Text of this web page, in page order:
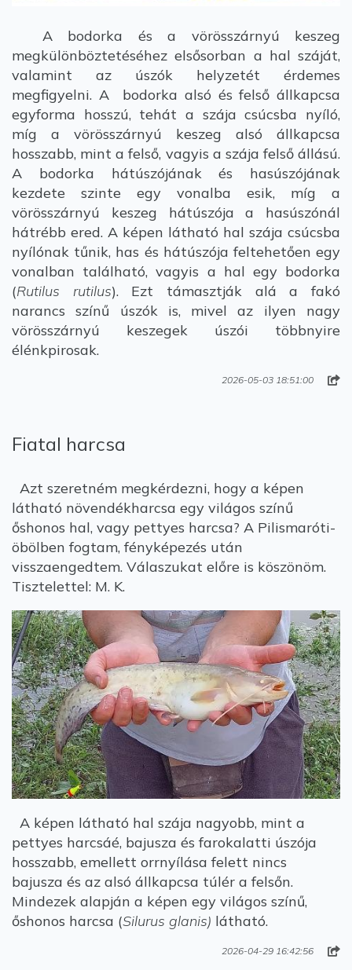
A bodorka és a vörösszárnyú keszeg
megkülönböztetéséhez elsősorban a hal száját,
valamint az úszók helyzetét érdemes
megfigyelni. A bodorka alsó és felső állkapcsa
egyforma hosszú, tehát a szája csúcsba nyíló,
míg a vörösszárnyú keszeg alsó állkapcsa
hosszabb, mint a felső, vagyis a szája felső állású.
A bodorka hátúszójának és hasúszójának
kezdete szinte egy vonalba esik, míg a
vörösszárnyú keszeg hátúszója a hasúszónál
hátrébb ered. A képen látható hal szája csúcsba
nyílónak tűnik, has és hátúszója feltehetően egy
vonalban található, vagyis a hal egy bodorka
(Rutilus rutilus). Ezt támasztják alá a fakó
narancs színű úszók is, mivel az ilyen nagy
vörösszárnyú keszegek úszói többnyire
élénkpirosak.
2026-05-03 18:51:00
Fiatal harcsa
Azt szeretném megkérdezni, hogy a képen
látható növendékharcsa egy világos színű
őshonos hal, vagy pettyes harcsa? A Pilismaróti-
öbölben fogtam, fényképezés után
visszaengedtem. Válaszukat előre is köszönöm.
Tisztelettel: M. K.
A képen látható hal szája nagyobb, mint a
pettyes harcsáé, bajusza és farokalatti úszója
hosszabb, emellett orrnyílása felett nincs
bajusza és az alsó állkapcsa túlér a felsőn.
Mindezek alapján a képen egy világos színű,
őshonos harcsa (Silurus glanis) látható.
2026-04-29 16:42:56